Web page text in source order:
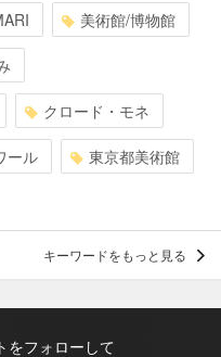
美術館/博物館
クロード・モネ
ール 東京都美術館
キーワードをもっと見る
をフォローして